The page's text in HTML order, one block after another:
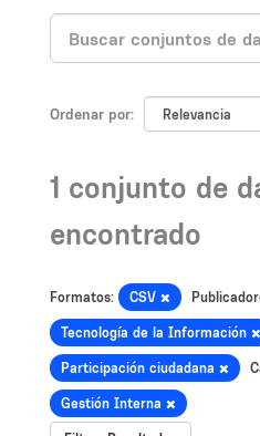
Ordenar por
1 conjunto de
encontrado
Formatos: CSV
Tecnología de la Información
Participación ciudadana
Gestión Interna